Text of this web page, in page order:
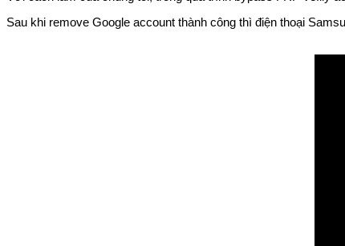
Sau khi remove Google account thành công thì điện thoại